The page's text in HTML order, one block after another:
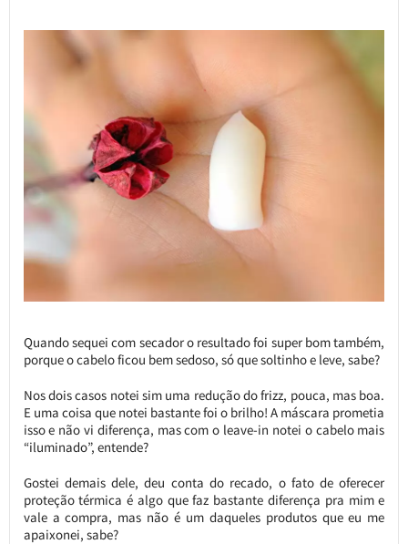
Quando sequei com secador o resultado foi super bom também,
porque o cabelo ficou bem sedoso, só que soltinho e leve, sabe?
Nos dois casos notei sim uma redução do frizz, pouca, mas boa.
E uma coisa que notei bastante foi o brilho! A máscara prometia
isso e não vi diferença, mas com o leave-in notei o cabelo mais
“iluminado”, entende?
Gostei demais dele, deu conta do recado, o fato de oferecer
proteção térmica é algo que faz bastante diferença pra mim e
vale a compra, mas não é um daqueles produtos que eu me
apaixonei, sabe?